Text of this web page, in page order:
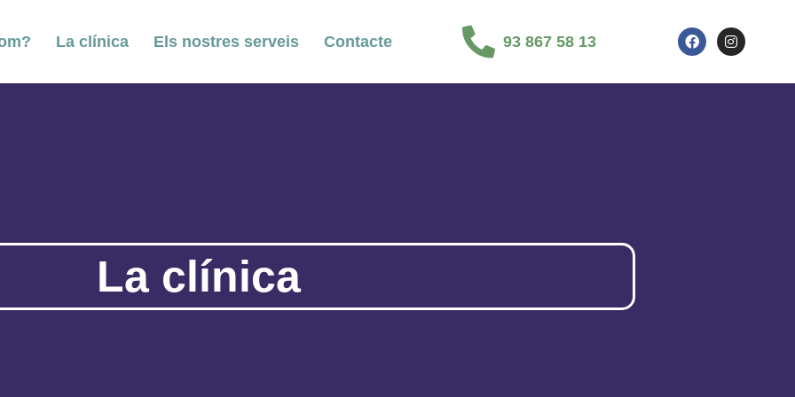
La clínica Els nostres serveis Contacte 93 867 58 13
La clínica